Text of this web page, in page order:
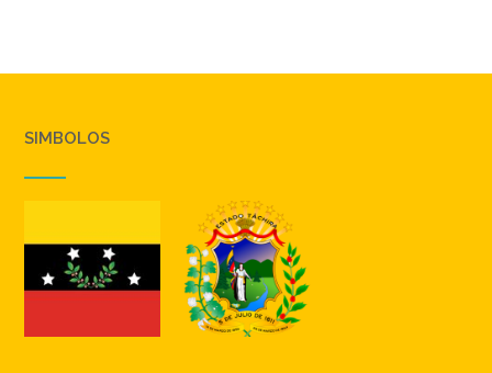
SIMBOLOS